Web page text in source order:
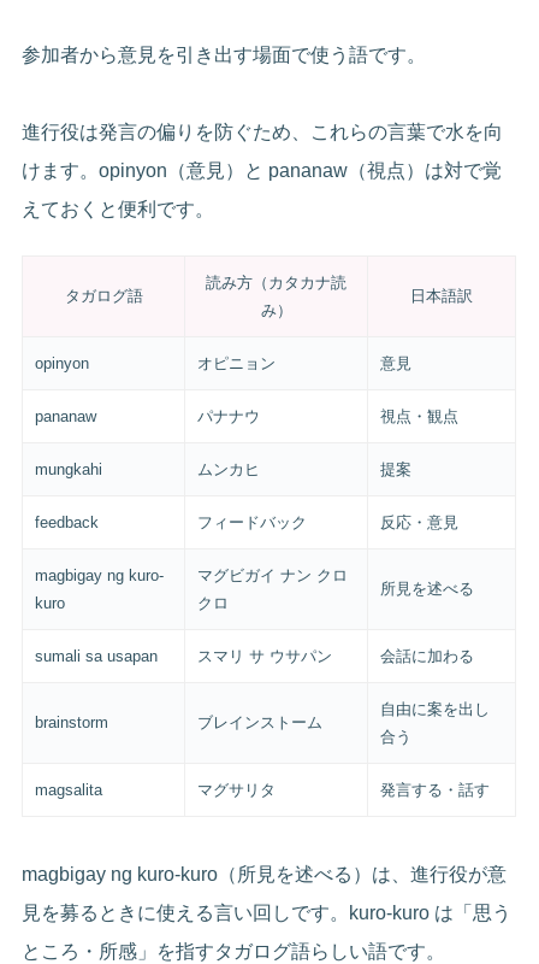
参加者から意見を引き出す場面で使う語です。
進行役は発言の偏りを防ぐため、これらの言葉で水を向
けます。opinyon（意見）と pananaw（視点）は対で覚
えておくと便利です。
タガログ語
読み方（カタカナ読
み）
日本語訳
opinyon オピニョン 意見
pananaw パナナウ 視点・観点
mungkahi ムンカヒ 提案
feedback フィードバック 反応・意見
magbigay ng kuro-
kuro
マグビガイ ナン クロ
クロ
所見を述べる
sumali sa usapan スマリ サ ウサパン 会話に加わる
brainstorm ブレインストーム
自由に案を出し
合う
magsalita マグサリタ 発言する・話す
magbigay ng kuro-kuro（所見を述べる）は、進行役が意
見を募るときに使える言い回しです。kuro-kuro は「思う
ところ・所感」を指すタガログ語らしい語です。